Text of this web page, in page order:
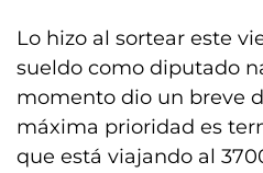
Lo hizo al sortear este
sueldo como diputado
momento dio un breve
máxima prioridad es
que está viajando al